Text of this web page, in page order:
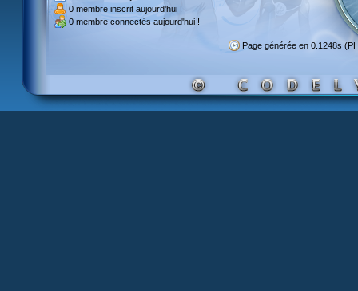
0 membre inscrit aujourd'hui !
0 membre connectés aujourd'hui !
Page générée en 0.1248s